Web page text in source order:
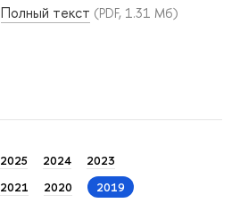
Полный текст (PDF, 1.31 Мб)
2025 2024
2023
2021 2020
2019